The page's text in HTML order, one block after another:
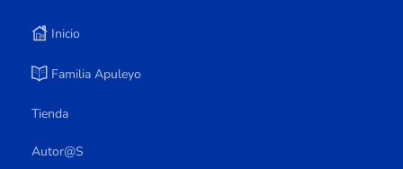
Inicio
Familia Apuleyo
Tienda
Autor@s